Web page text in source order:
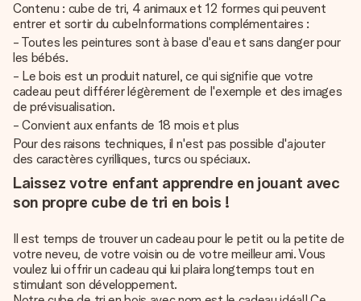
Contenu : cube de tri, 4 animaux et 12 formes qui peuvent
entrer et sortir du cubeInformations complémentaires :
- Toutes les peintures sont à base d'eau et sans danger pour
les bébés.
- Le bois est un produit naturel, ce qui signifie que votre
cadeau peut différer légèrement de l'exemple et des images
de prévisualisation.
- Convient aux enfants de 18 mois et plus
Pour des raisons techniques, il n'est pas possible d'ajouter
des caractères cyrilliques, turcs ou spéciaux.
Laissez votre enfant apprendre en jouant avec
son propre cube de tri en bois !
Il est temps de trouver un cadeau pour le petit ou la petite de
votre neveu, de votre voisin ou de votre meilleur ami. Vous
voulez lui offrir un cadeau qui lui plaira longtemps tout en
stimulant son développement.